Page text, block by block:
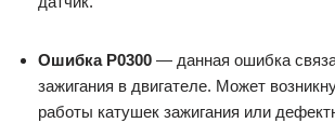
Ошибка P0300 — данная ошибка
зажигания в двигателе. Может
работы катушек зажигания или